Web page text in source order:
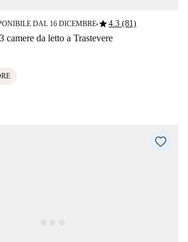
DAL 16 DICEMBRE■star4.3 (81)
camere da letto a Trastevere